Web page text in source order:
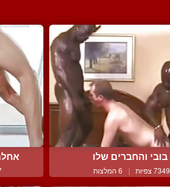
בובי והחברים שלו
7349 צפיות | 6 המלצות